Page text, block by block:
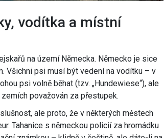
vodítka a místní
na území Německa. Německo je sice
Všichni psi musí být vedení na vodítku – v
psi volně běhat (tzv. „Hundewiese“), ale
považován za přestupek.
ale proto, že v některých městech
Tahanice s německou policií za hromádku